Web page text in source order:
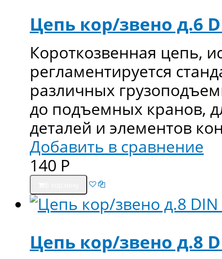
Цепь кор/звено д.6
Короткозвенная цепь,
регламентируется
различных
до подъемных кранов,
деталей и элементов
Добавить в сравнение
140 Р
Цепь кор/звено д.8